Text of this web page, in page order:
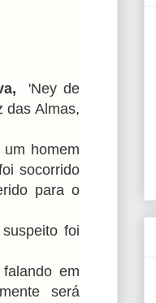
'Ney de
das Almas,
homem
socorrido
para o
foi
em
será